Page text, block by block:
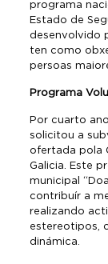
programa
Estado de
desenvolvido
ten como
persoas
Programa
Por cuarto
solicitou a
ofertada pola
Galicia. Este
municipal
contribuír a
realizando
estereotipos,
dinámica.